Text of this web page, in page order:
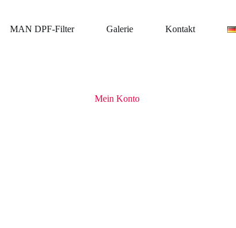
MAN DPF-Filter Galerie Kontakt
Mein Konto